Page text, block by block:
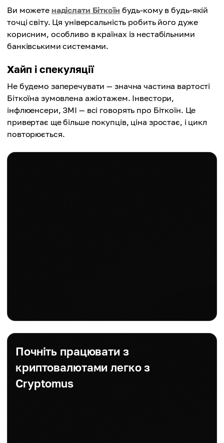
Ви можете надіслати Біткоїн будь-кому в будь-якій
точці світу. Ця універсальність робить його дуже
корисним, особливо в країнах із нестабільними
банківськими системами.
Хайп і спекуляції
Не будемо заперечувати — значна частина вартості
Біткоїна зумовлена ажіотажем. Інвестори,
інфлюенсери, ЗМІ — всі говорять про Біткоїн. Це
привертає ще більше покупців, ціна зростає, і цикл
повторюється.
Почніть працювати з
криптовалютами легко з
Cryptomus